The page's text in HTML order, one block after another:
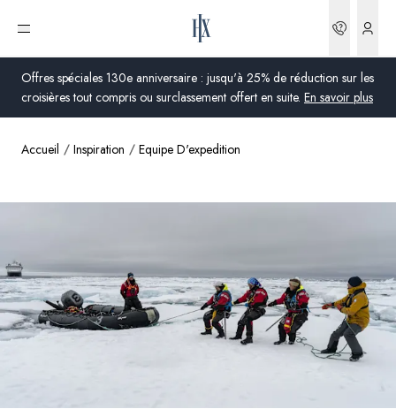
Offres spéciales 130e anniversaire : jusqu'à 25% de réduction sur les
croisières tout compris ou surclassement offert en suite. En savoir plus
Ouvrir le menu
États-Unis
Allemagne
Global
Accueil Inspiration Equipe D'expedition